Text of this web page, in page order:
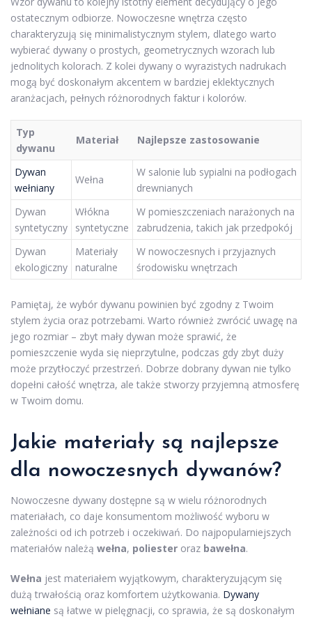
ostatecznym odbiorze. Nowoczesne wnętrza często
charakteryzują się minimalistycznym stylem, dlatego warto
wybierać dywany o prostych, geometrycznych wzorach lub
jednolitych kolorach. Z kolei dywany o wyrazistych nadrukach
mogą być doskonałym akcentem w bardziej eklektycznych
aranżacjach, pełnych różnorodnych faktur i kolorów.
Typ
dywanu
Materiał Najlepsze zastosowanie
Dywan
wełniany
Wełna
W salonie lub sypialni na podłogach
drewnianych
Dywan
syntetyczny
Włókna
syntetyczne
W pomieszczeniach narażonych na
zabrudzenia, takich jak przedpokój
Dywan
ekologiczny
Materiały
naturalne
W nowoczesnych i przyjaznych
środowisku wnętrzach
Pamiętaj, że wybór dywanu powinien być zgodny z Twoim
stylem życia oraz potrzebami. Warto również zwrócić uwagę na
jego rozmiar – zbyt mały dywan może sprawić, że
pomieszczenie wyda się nieprzytulne, podczas gdy zbyt duży
może przytłoczyć przestrzeń. Dobrze dobrany dywan nie tylko
dopełni całość wnętrza, ale także stworzy przyjemną atmosferę
w Twoim domu.
Jakie materiały są najlepsze
dla nowoczesnych dywanów?
Nowoczesne dywany dostępne są w wielu różnorodnych
materiałach, co daje konsumentom możliwość wyboru w
zależności od ich potrzeb i oczekiwań. Do najpopularniejszych
materiałów należą wełna, poliester oraz bawełna.
Wełna jest materiałem wyjątkowym, charakteryzującym się
dużą trwałością oraz komfortem użytkowania. Dywany
wełniane są łatwe w pielęgnacji, co sprawia, że są doskonałym